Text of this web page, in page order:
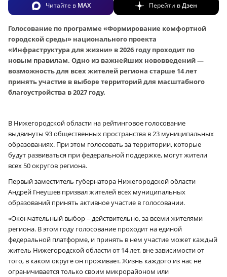
Читайте в MAX Перейти вДзен
Голосование по программе «Формирование комфортной
городской среды» национального проекта
«Инфраструктура для жизни» в 2026 году проходит по
новым правилам. Одно из важнейших нововведений —
возможность для всех жителей региона старше 14 лет
принять участие в выборе территорий для масштабного
благоустройства в 2027 году.
В Нижегородской области на рейтинговое голосование
выдвинуты 93 общественных пространства в 23 муниципальных
образованиях. При этом голосовать за территории, которые
будут развиваться при федеральной поддержке, могут жители
всех 50 округов региона.
Первый заместитель губернатора Нижегородской области
Андрей Гнеушев призвал жителей всех муниципальных
образований принять активное участие в голосовании.
«Окончательный выбор – действительно, за всеми жителями
региона. В этом году голосование проходит на единой
федеральной платформе, и принять в нем участие может каждый
житель Нижегородской области от 14 лет, вне зависимости от
того, в каком округе он проживает. Жизнь каждого из нас не
ограничивается только своим микрорайоном или